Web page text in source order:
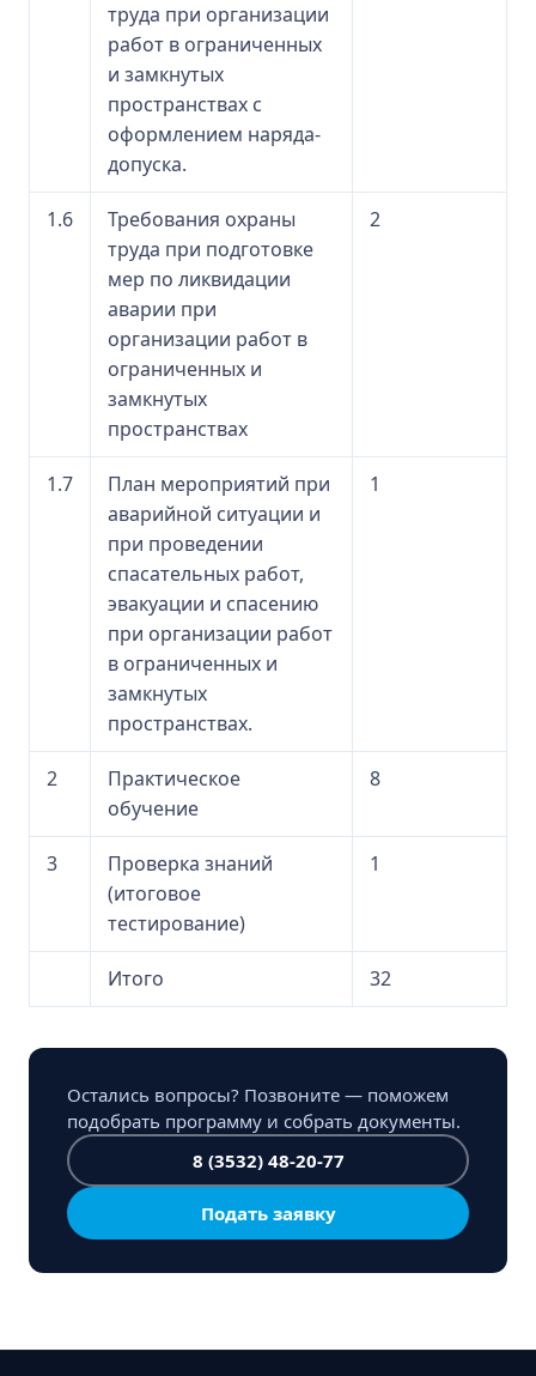
труда при организации
работ в ограниченных
и замкнутых
пространствах с
оформлением наряда-
допуска.
1.6
Требования охраны
труда при подготовке
мер по ликвидации
аварии при
организации работ в
ограниченных и
замкнутых
пространствах
2
1.7
План мероприятий при
аварийной ситуации и
при проведении
спасательных работ,
эвакуации и спасению
при организации работ
в ограниченных и
замкнутых
пространствах.
1
2
Практическое
обучение
8
3
Проверка знаний
(итоговое
тестирование)
1
Итого 32
Остались вопросы? Позвоните — поможем
подобрать программу и собрать документы.
8 (3532) 48-20-77
Подать заявку